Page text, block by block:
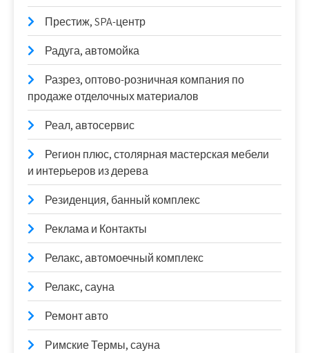
Престиж, SPA-центр
Радуга, автомойка
Разрез, оптово-розничная компания по
продаже отделочных материалов
Реал, автосервис
Регион плюс, столярная мастерская мебели
и интерьеров из дерева
Резиденция, банный комплекс
Реклама и Контакты
Релакс, автомоечный комплекс
Релакс, сауна
Ремонт авто
Римские Термы, сауна